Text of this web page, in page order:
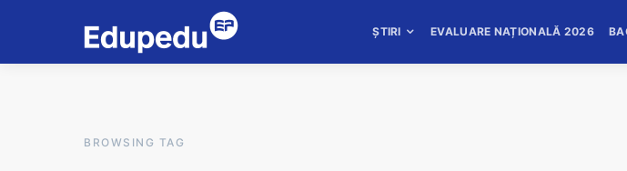
ȘTIRI EVALUARE NAȚIONALĂ 2026
BROWSING TAG